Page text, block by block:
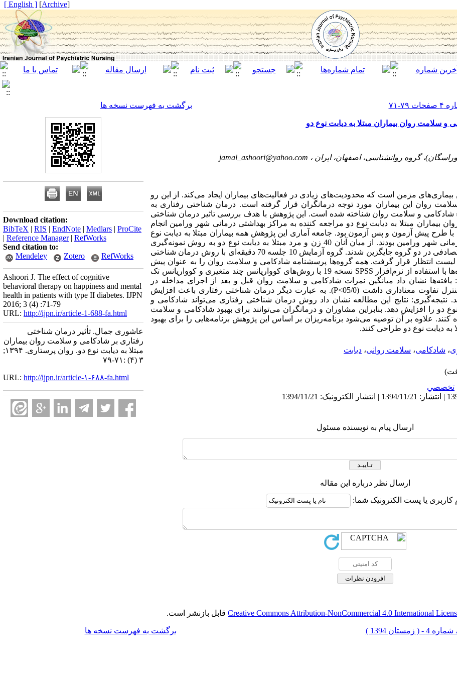
[
Archive
]
[ English ]
برگشت به فهرست نسخه ها
و سلامت روان بیماران مبتلا به دیابت نوع دو
گروه روانشناسی، اصفهان، ایران ، jamal_ashoori@yahoo.com
بیماری‌های مزمن است که محدودیت‌های زیادی در فعالیت‌های بیماران ایجاد می‌کند. از این رو
روان این بیماران مورد توجه درمانگران قرار گرفته است. درمان شناختی رفتاری به
شادکامی و سلامت روان شناخته شده است. این پژوهش با هدف بررسی تاثیر درمان شناختی
بیماران مبتلا به دیابت نوع دو مراجعه کننده به مراکز بهداشتی درمانی شهر ورامین انجام
طرح پیش آزمون و پس آزمون بود. جامعه آماری این پژوهش همه بیماران مبتلا به دیابت نوع
دو مراجعه کننده به مرکز بهداشتی درمانی شهر ورامین بودند. از میان آنان 40 زن و مرد مبتلا به دیابت نوع دو به روش نمونه‌گیری
تصادفی ساده انتخاب شدند و به طور تصادفی در دو گروه جایگزین شدند. گروه آزمایش 10 جلسه 70 دقیقه‌ای با روش درمان شناختی
انتظار قرار گرفت. همه گروه‌ها پرسشنامه شادکامی و سلامت روان را به عنوان پیش
آزمون و پس آزمون تکمیل کردند. داده‌ها با استفاده از نرم‌افزار SPSS نسخه 19 با روش‌های کوواریانس چند متغیری و کوواریانس تک
یافته‌ها نشان داد میانگین نمرات شادکامی و سلامت روان قبل و بعد از اجرای مداخله در
گروه‌های درمان شناختی رفتاری و کنترل تفاوت معناداری داشت (05/0>P). به عبارت دیگر درمان شناختی رفتاری باعث افزایش
نتیجه‌گیری: نتایج این مطالعه نشان داد روش درمان شناختی رفتاری می‌تواند شادکامی و
دو را افزایش دهد. بنابراین مشاوران و درمانگران می‌توانند برای بهبود شادکامی و سلامت
کنند. علاوه بر آن توصیه می‌شود برنامه‌ریزان بر اساس این پژوهش برنامه‌هایی را برای بهبود
به دیابت نوع دو طراحی کنند.
، شادکامی، سلامت روانی، دیابت
تخصصي
ارسال پیام به نویسنده مسئول
ارسال نظر درباره این مقاله
کاربری یا پست الکترونیک شما:
Download citation:
BibTeX | RIS | EndNote | Medlars | ProCite
| Reference Manager| RefWorks
Send citation to:
Mendeley
Zotero RefWorks
Ashoori J. The effect of cognitive
behavioral therapy on happiness and mental
health in patients with type II diabetes. IJPN
2016; 3 (4) :71-79
URL: http://ijpn.ir/article-1-688-fa.html
عاشوری جمال. تأثیر درمان شناختی
رفتاری بر شادکامی و سلامت روان بیماران
مبتلا به دیابت نوع دو. روان پرستاری. ۱۳۹۴;
۳ (۴) :۷۱-۷۹
URL: http://ijpn.ir/article-۱-۶۸۸-fa.html
Creative Commons Attribution-NonCommercial 4.0 International قابل بازنشر است.
برگشت به فهرست نسخه ها